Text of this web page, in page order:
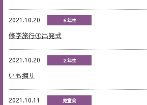
2021.10.20 ６年生
修学旅行①出発式
2021.10.20 ２年生
いも掘り
2021.10.11 児童会